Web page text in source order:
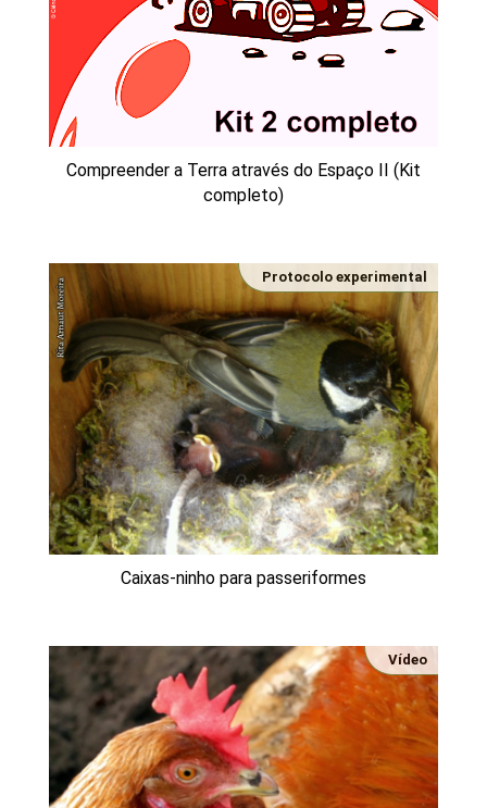
Compreender a Terra através do Espaço II (Kit
completo)
Caixas-ninho para passeriformes
Protocolo experimental
Vídeo